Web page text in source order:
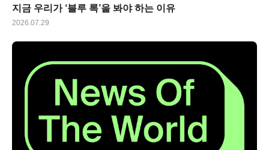
지금 우리가 ‘블루 록’을 봐야 하는 이유
2026.07.29